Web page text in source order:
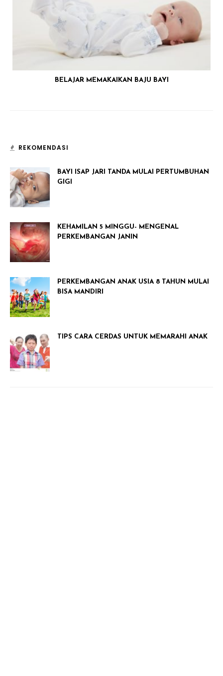
BELAJAR MEMAKAIKAN BAJU BAYI
REKOMENDASI
BAYI ISAP JARI TANDA MULAI PERTUMBUHAN
GIGI
KEHAMILAN 5 MINGGU- MENGENAL
PERKEMBANGAN JANIN
PERKEMBANGAN ANAK USIA 8 TAHUN MULAI
BISA MANDIRI
TIPS CARA CERDAS UNTUK MEMARAHI ANAK